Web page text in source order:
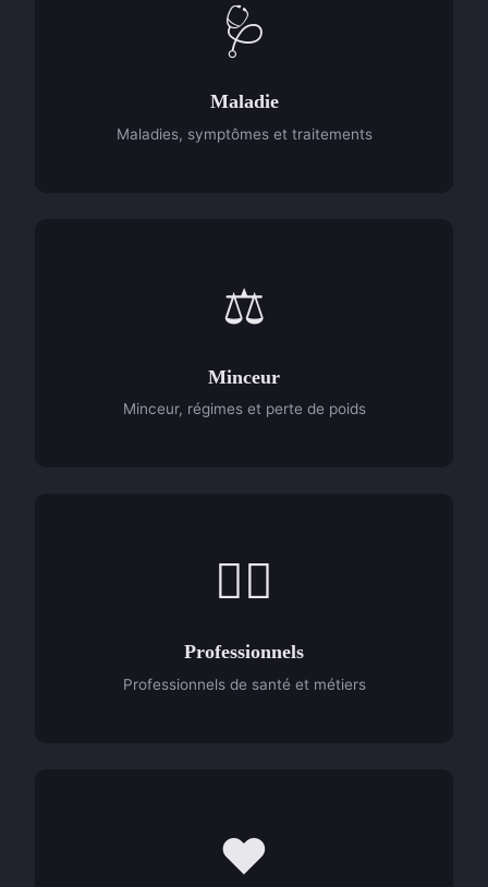
🩺
Maladie
Maladies, symptômes et traitements
⚖️
Minceur
Minceur, régimes et perte de poids
👨‍⚕️
Professionnels
Professionnels de santé et métiers
❤️